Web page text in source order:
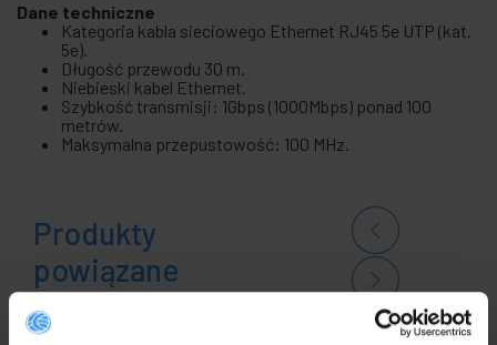
Dane techniczne
Kategoria kabla sieciowego Ethernet RJ45 5e UTP (kat.
5e).
Długość przewodu 30 m.
Niebieski kabel Ethernet.
Szybkość transmisji: 1Gbps (1000Mbps) ponad 100
metrów.
Maksymalna przepustowość: 100 MHz.
Produkty
powiązane